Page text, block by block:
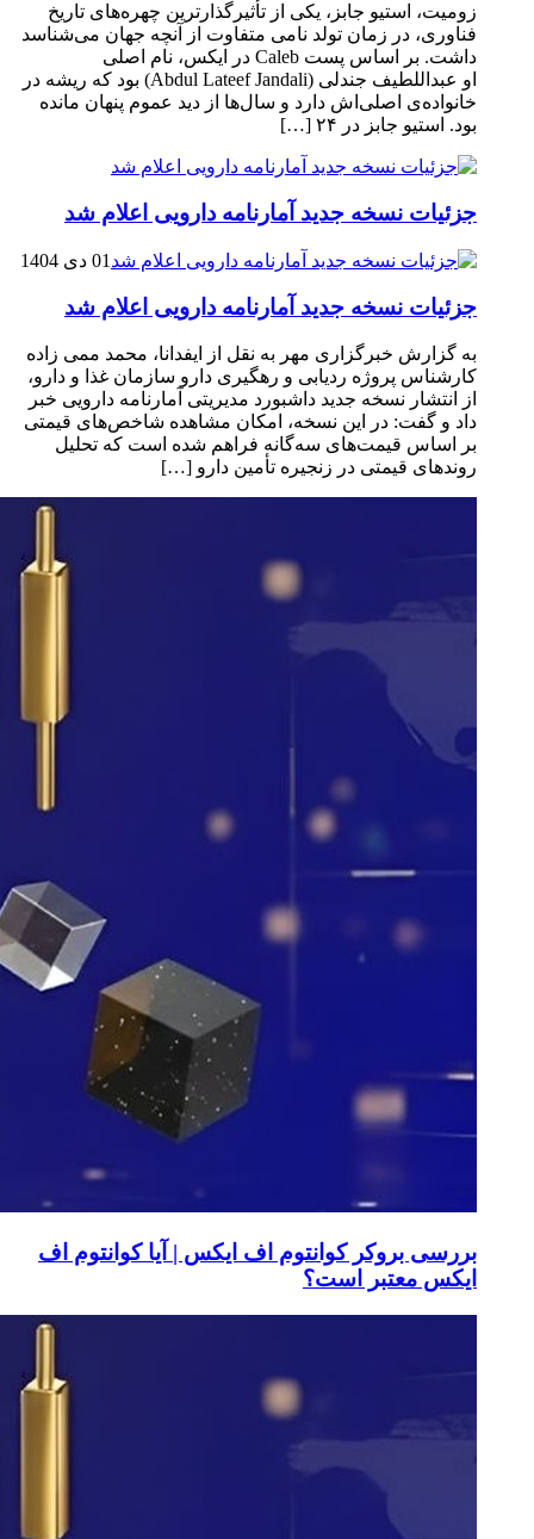
زومیت، استیو جابز، یکی از تأثیرگذارترین چهره‌های تاریخ
فناوری، در زمان تولد نامی متفاوت از آنچه جهان می‌شناسد
داشت. بر اساس پست Caleb در ایکس، نام اصلی
او عبداللطیف جندلی (Abdul Lateef Jandali) بود که ریشه در
خانواده‌ی اصلی‌اش دارد و سال‌ها از دید عموم پنهان مانده
بود. استیو جابز در ۲۴ […]
جزئیات نسخه جدید آمارنامه دارویی اعلام شد
01 دی 1404
جزئیات نسخه جدید آمارنامه دارویی اعلام شد
به گزارش خبرگزاری مهر به نقل از ایفدانا، محمد ممی زاده
کارشناس پروژه ردیابی و رهگیری دارو سازمان غذا و دارو،
از انتشار نسخه جدید داشبورد مدیریتی آمارنامه دارویی خبر
داد و گفت: در این نسخه، امکان مشاهده شاخص‌های قیمتی
بر اساس قیمت‌های سه‌گانه فراهم شده است که تحلیل
روندهای قیمتی در زنجیره تأمین دارو […]
بررسی بروکر کوانتوم اف ایکس | آیا کوانتوم اف
ایکس معتبر است؟